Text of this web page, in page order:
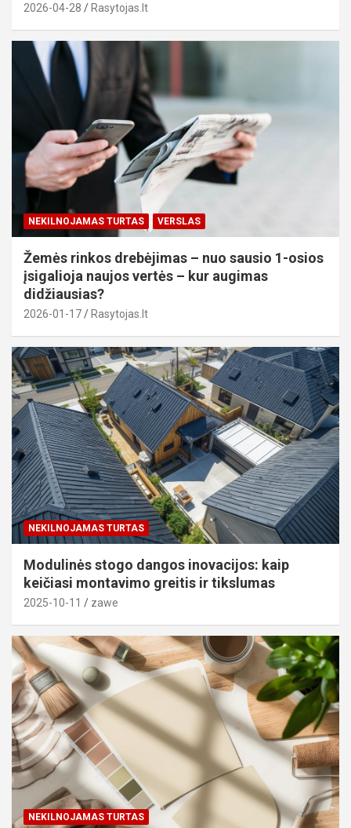
2026-04-28 Rasytojas.lt
NEKILNOJAMAS TURTAS VERSLAS
Žemės rinkos drebėjimas – nuo sausio 1-osios
įsigalioja naujos vertės – kur augimas
didžiausias?
2026-01-17 Rasytojas.lt
NEKILNOJAMAS TURTAS
Modulinės stogo dangos inovacijos: kaip
keičiasi montavimo greitis ir tikslumas
2025-10-11 zawe
NEKILNOJAMAS TURTAS